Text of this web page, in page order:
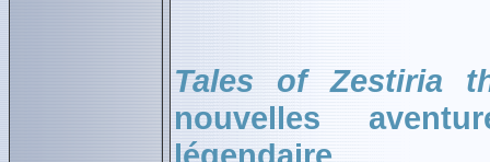
Tales of Zestiria
nouvelles